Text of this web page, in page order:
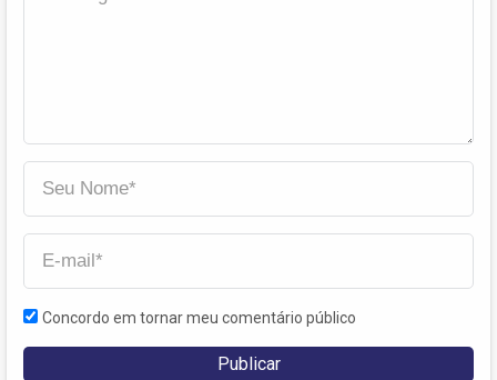
Concordo em tornar meu comentário público